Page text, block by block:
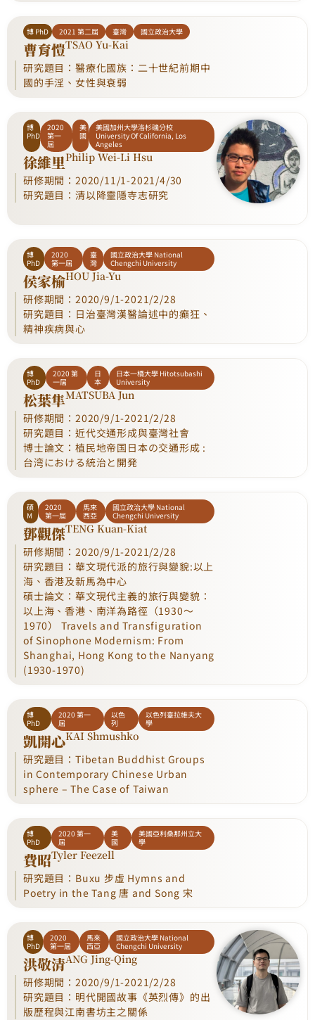
博 PhD 2021 第二屆 臺灣 國立政治大學
曹育愷TSAO Yu-Kai
研究題目：醫療化國族：二十世紀前期中
國的手淫、女性與衰弱
博
PhD
2020
第一
屆
美
國
美國加州大學洛杉磯分校
University Of California, Los
Angeles
徐維里Philip Wei-Li Hsu
研修期間：2020/11/1-2021/4/30
研究題目：清以降靈隱寺志研究
博
PhD
2020
第一屆
臺
灣
國立政治大學 National
Chengchi University
侯家榆HOU Jia-Yu
研修期間：2020/9/1-2021/2/28
研究題目：日治臺灣漢醫論述中的癲狂、
精神疾病與心
博
PhD
2020 第
一屆
日
本
日本一橋大學 Hitotsubashi
University
松葉隼MATSUBA Jun
研修期間：2020/9/1-2021/2/28
研究題目：近代交通形成與臺灣社會
博士論文：植民地帝国日本の交通形成 :
台湾における統治と開発
碩
M
2020
第一屆
馬來
西亞
國立政治大學 National
Chengchi University
鄧觀傑TENG Kuan-Kiat
研修期間：2020/9/1-2021/2/28
研究題目：華文現代派的旅行與變貌:以上
海、香港及新馬為中心
碩士論文：華文現代主義的旅行與變貌：
以上海、香港、南洋為路徑（1930～
1970） Travels and Transfiguration
of Sinophone Modernism: From
Shanghai, Hong Kong to the Nanyang
(1930-1970)
博
PhD
2020 第一
屆
以色
列
以色列臺拉維夫大
學
凱開心KAI Shmushko
研究題目：Tibetan Buddhist Groups
in Contemporary Chinese Urban
sphere – The Case of Taiwan
博
PhD
2020 第一
屆
美
國
美國亞利桑那州立大
學
費昭Tyler Feezell
研究題目：Buxu 步虛 Hymns and
Poetry in the Tang 唐 and Song 宋
博
PhD
2020
第一屆
馬來
西亞
國立政治大學 National
Chengchi University
洪敬清ANG Jing-Qing
研修期間：2020/9/1-2021/2/28
研究題目：明代開國故事《英烈傳》的出
版歷程與江南書坊主之關係